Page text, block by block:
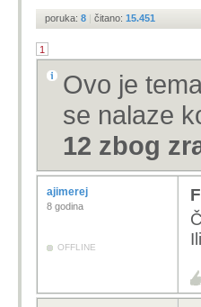
poruka: 8 | čitano: 15.451
1
Ovo je
se nalaze
12 zbog
ajimerej
8 godina
OFFLINE